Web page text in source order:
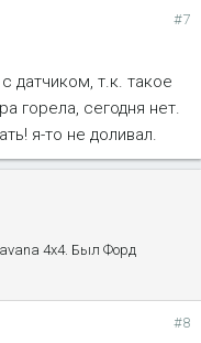
#7
датчиком, т.к. такое
горела, сегодня нет.
я-то не доливал.
4x4. Был Форд
#8